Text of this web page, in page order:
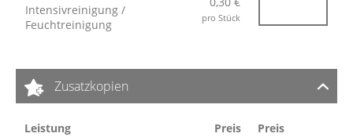
Intensivreinigung /
Feuchtreinigung
pro Stück
Zusatzkopien
Leistung Preis Preis